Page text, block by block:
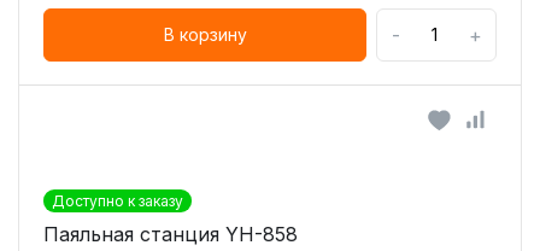
В корзину - +
Доступно к заказу
Паяльная станция YH-858